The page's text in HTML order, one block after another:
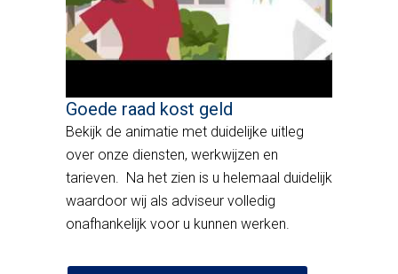
Goede raad kost geld
Bekijk de animatie met duidelijke uitleg
over onze diensten, werkwijzen en
tarieven. Na het zien is u helemaal duidelijk
waardoor wij als adviseur volledig
onafhankelijk voor u kunnen werken.